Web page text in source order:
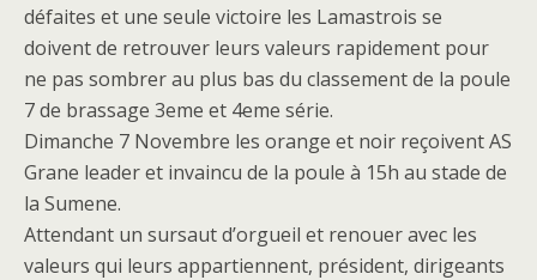
défaites et une seule victoire les Lamastrois se
doivent de retrouver leurs valeurs rapidement pour
ne pas sombrer au plus bas du classement de la poule
7 de brassage 3eme et 4eme série.
Dimanche 7 Novembre les orange et noir reçoivent AS
Grane leader et invaincu de la poule à 15h au stade de
la Sumene.
Attendant un sursaut d’orgueil et renouer avec les
valeurs qui leurs appartiennent, président, dirigeants